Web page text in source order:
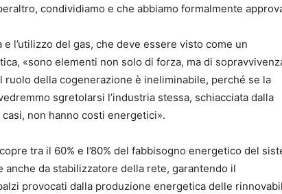
condividiamo e che abbiamo formalmente
l’utilizzo del gas, che deve essere visto come un
«sono elementi non solo di forza, ma di
della cogenerazione è ineliminabile, perché se la
sgretolarsi l’industria stessa, schiacciata dalla
non hanno costi energetici».
tra il 60% e l’80% del fabbisogno energetico del
da stabilizzatore della rete, garantendo il
provocati dalla produzione energetica delle